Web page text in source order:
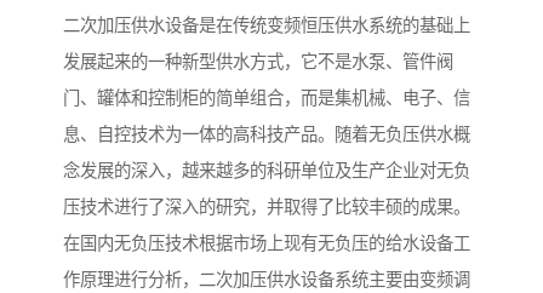
二次加压供水设备是在传统变频恒压供水系统的基础上
发展起来的一种新型供水方式，它不是水泵、管件阀
门、罐体和控制柜的简单组合，而是集机械、电子、信
息、自控技术为一体的高科技产品。随着无负压供水概
念发展的深入，越来越多的科研单位及生产企业对无负
压技术进行了深入的研究，并取得了比较丰硕的成果。
在国内无负压技术根据市场上现有无负压的给水设备工
作原理进行分析，二次加压供水设备系统主要由变频调